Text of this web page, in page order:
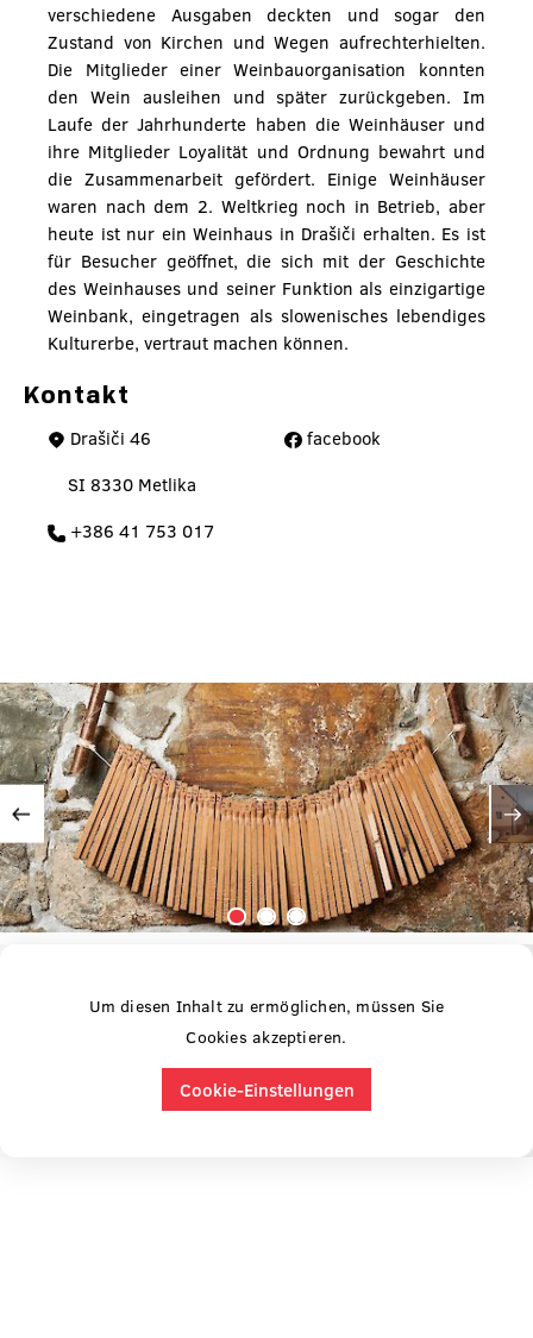
verschiedene Ausgaben deckten und sogar den
Zustand von Kirchen und Wegen aufrechterhielten.
Die Mitglieder einer Weinbauorganisation konnten
den Wein ausleihen und später zurückgeben. Im
Laufe der Jahrhunderte haben die Weinhäuser und
ihre Mitglieder Loyalität und Ordnung bewahrt und
die Zusammenarbeit gefördert. Einige Weinhäuser
waren nach dem 2. Weltkrieg noch in Betrieb, aber
heute ist nur ein Weinhaus in Drašiči erhalten. Es ist
für Besucher geöffnet, die sich mit der Geschichte
des Weinhauses und seiner Funktion als einzigartige
Weinbank, eingetragen als slowenisches lebendiges
Kulturerbe, vertraut machen können.
Kontakt
Drašiči 46
SI 8330 Metlika
+386 41 753 017
facebook
Vorherige
Um diesen Inhalt zu ermöglichen, müssen Sie
Cookies akzeptieren.
Cookie-Einstellungen